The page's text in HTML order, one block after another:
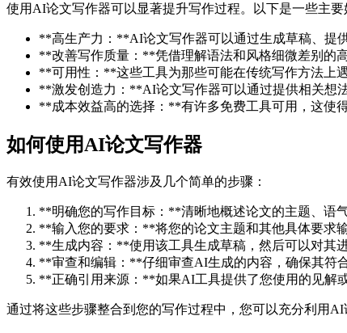
使用AI论文写作器可以显著提升写作过程。以下是一些主要
**高生产力：**AI论文写作器可以通过生成草稿、提
**改善写作质量：**凭借理解语法和风格细微差别的
**可用性：**这些工具为那些可能在传统写作方法上
**激发创造力：**AI论文写作器可以通过提供相关想
**成本效益高的选择：**有许多免费工具可用，这使
如何使用AI论文写作器
有效使用AI论文写作器涉及几个简单的步骤：
**明确您的写作目标：**清晰地概述论文的主题、语
**输入您的要求：**将您的论文主题和其他具体要求
**生成内容：**使用该工具生成草稿，然后可以对其
**审查和编辑：**仔细审查AI生成的内容，确保其符
**正确引用来源：**如果AI工具提供了您使用的见解
通过将这些步骤整合到您的写作过程中，您可以充分利用